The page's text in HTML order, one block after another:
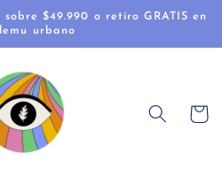
sobre $49.990 o retiro GRATIS en
urbano
Carrito